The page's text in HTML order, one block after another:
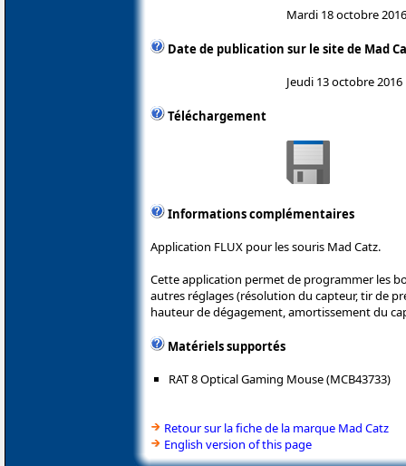
Mardi 18 octobre 2016
Date de publication sur le site de Mad
Jeudi 13 octobre 2016
Téléchargement
Informations complémentaires
Application FLUX pour les souris Mad Catz.
Cette application permet de programmer les
autres réglages (résolution du capteur, tir de
hauteur de dégagement, amortissement du
Matériels supportés
RAT 8 Optical Gaming Mouse (MCB43733)
Retour sur la fiche de la marque Mad Catz
English version of this page